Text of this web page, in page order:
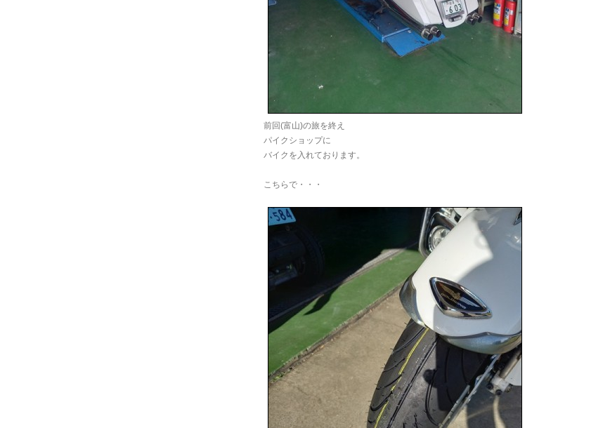
前回(富山)の旅を終え
パイクショップに
バイクを入れております。
こちらで・・・